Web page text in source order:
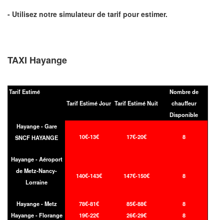
- Utilisez notre simulateur de tarif pour estimer.
TAXI Hayange
Tarif Estimé
Tarif Estimé Jour Tarif Estimé Nuit
Nombre de
chauffeur
Disponible
Hayange - Gare
SNCF HAYANGE
10€-13€ 17€-20€ 8
Hayange - Aéroport
de Metz-Nancy-
Lorraine
140€-143€ 147€-150€ 8
Hayange - Metz 78€-81€ 85€-88€
8
Hayange - Florange
19€-22€ 26€-29€ 8